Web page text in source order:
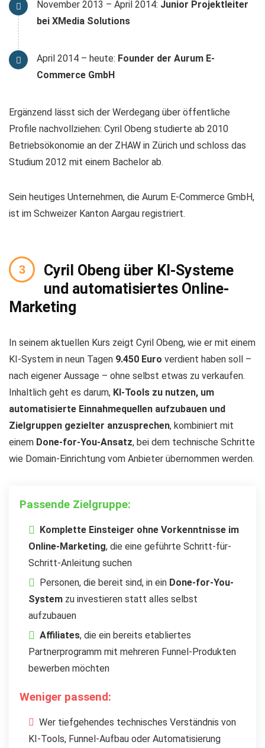
November 2013 – April 2014: Junior Projektleiter
bei XMedia Solutions
April 2014 – heute: Founder der Aurum E-
Commerce GmbH
Ergänzend lässt sich der Werdegang über öffentliche
Profile nachvollziehen: Cyril Obeng studierte ab 2010
Betriebsökonomie an der ZHAW in Zürich und schloss das
Studium 2012 mit einem Bachelor ab.
Sein heutiges Unternehmen, die Aurum E-Commerce GmbH,
ist im Schweizer Kanton Aargau registriert.
Cyril Obeng über KI-Systeme
und automatisiertes Online-
Marketing
In seinem aktuellen Kurs zeigt Cyril Obeng, wie er mit einem
KI-System in neun Tagen 9.450 Euro verdient haben soll –
nach eigener Aussage – ohne selbst etwas zu verkaufen.
Inhaltlich geht es darum, KI-Tools zu nutzen, um
automatisierte Einnahmequellen aufzubauen und
Zielgruppen gezielter anzusprechen, kombiniert mit
einem Done-for-You-Ansatz, bei dem technische Schritte
wie Domain-Einrichtung vom Anbieter übernommen werden.
Passende Zielgruppe:
Komplette Einsteiger ohne Vorkenntnisse im
Online-Marketing, die eine geführte Schritt-für-
Schritt-Anleitung suchen
Personen, die bereit sind, in ein Done-for-You-
System zu investieren statt alles selbst
aufzubauen
Affiliates, die ein bereits etabliertes
Partnerprogramm mit mehreren Funnel-Produkten
bewerben möchten
Weniger passend:
Wer tiefgehendes technisches Verständnis von
KI-Tools, Funnel-Aufbau oder Automatisierung